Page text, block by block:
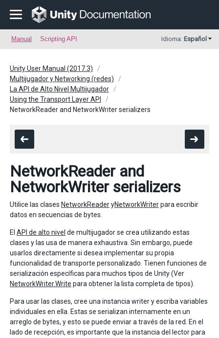
Manual Scripting API Idioma: Español
Unity User Manual (2017.3)
Multijugador y Networking (redes)
La API de Alto Nivel Multijugador
Using the Transport Layer API
NetworkReader and NetworkWriter serializers
NetworkReader and
NetworkWriter serializers
Utilice las clases NetworkReaderyNetworkWriterpara escribir
datos en secuencias de bytes.
El API de alto nivel de multijugador se crea utilizando estas
clases y las usa de manera exhaustiva. Sin embargo, puede
usarlos directamente si desea implementar su propia
funcionalidad de transporte personalizado. Tienen funciones de
serialización específicas para muchos tipos de Unity (Ver
NetworkWriter.Write para obtener la lista completa de tipos).
Para usar las clases, cree una instancia writer y escriba variables
individuales en ella. Estas se serializan internamente en un
arreglo de bytes, y esto se puede enviar a través de la red. En el
lado de recepción, es importante que la instancia del lector para